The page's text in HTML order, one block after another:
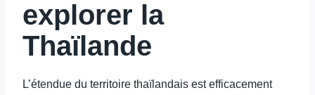
explorer la
Thaïlande
L’étendue du territoire thaïlandais est efficacement